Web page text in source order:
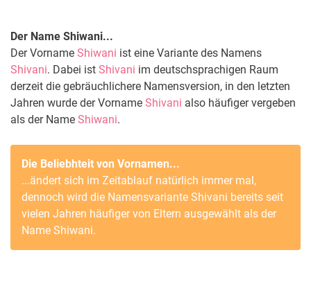
Der Name Shiwani...
Der Vorname Shiwani ist eine Variante des Namens
Shivani. Dabei ist Shivani im deutschsprachigen Raum
derzeit die gebräuchlichere Namensversion, in den letzten
Jahren wurde der Vorname Shivani also häufiger vergeben
als der Name Shiwani.
Die Beliebhteit von Vornamen...
...ändert sich im Zeitablauf natürlich immer mal,
dennoch wird die Namensvariante Shivani bereits seit
vielen Jahren häufiger von Eltern ausgewählt als der
Name Shiwani.